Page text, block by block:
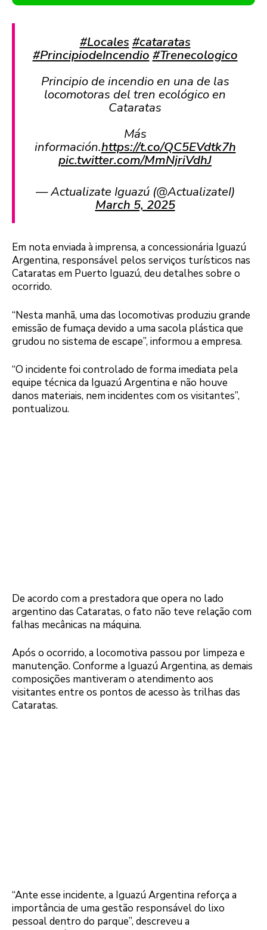
#Locales #cataratas
#PrincipiodeIncendio #Trenecologico
Principio de incendio en una de las
locomotoras del tren ecológico en
Cataratas
Más
información.https://t.co/QC5EVdtk7h
pic.twitter.com/MmNjriVdhJ
— Actualizate Iguazú (@ActualizateI)
March 5, 2025
Em nota enviada à imprensa, a concessionária Iguazú
Argentina, responsável pelos serviços turísticos nas
Cataratas em Puerto Iguazú, deu detalhes sobre o
ocorrido.
“Nesta manhã, uma das locomotivas produziu grande
emissão de fumaça devido a uma sacola plástica que
grudou no sistema de escape”, informou a empresa.
“O incidente foi controlado de forma imediata pela
equipe técnica da Iguazú Argentina e não houve
danos materiais, nem incidentes com os visitantes”,
pontualizou.
De acordo com a prestadora que opera no lado
argentino das Cataratas, o fato não teve relação com
falhas mecânicas na máquina.
Após o ocorrido, a locomotiva passou por limpeza e
manutenção. Conforme a Iguazú Argentina, as demais
composições mantiveram o atendimento aos
visitantes entre os pontos de acesso às trilhas das
Cataratas.
“Ante esse incidente, a Iguazú Argentina reforça a
importância de uma gestão responsável do lixo
pessoal dentro do parque”, descreveu a